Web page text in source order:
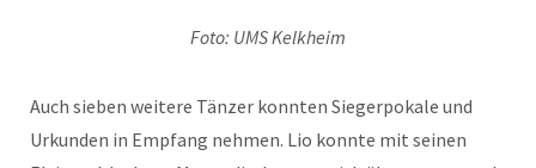
Foto: UMS Kelkheim
Auch sieben weitere Tänzer konnten Siegerpokale und
Urkunden in Empfang nehmen. Lio konnte mit seinen